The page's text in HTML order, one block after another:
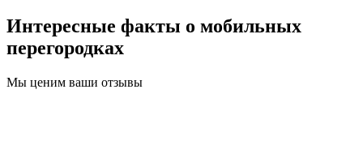
Интересные факты о мобильных
перегородках
Мы ценим ваши отзывы